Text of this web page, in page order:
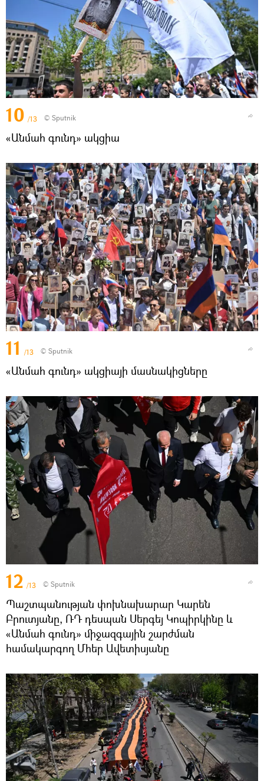
10 /13 © Sputnik
«Անմահ գունդ» ակցիա
11 /13 © Sputnik
«Անմահ գունդ» ակցիայի մասնակիցները
12 /13 © Sputnik
Պաշտպանության փոխնախարար Կարեն
Բրուտյանը, ՌԴ դեսպան Սերգեյ Կոպիրկինը և
«Անմահ գունդ» միջազգային շարժման
համակարգող Մհեր Ավետիսյանը